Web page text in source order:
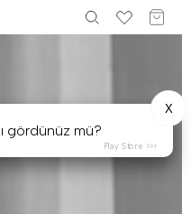
gördünüz mü?
X
Play Store >>>